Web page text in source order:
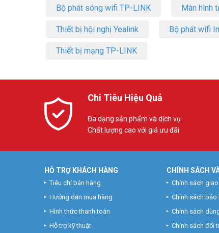
Bộ phát sóng wifi TP-LINK Màn hình
Thiết bị hội nghị Yealink Bộ phát wifi
Thiết bị mạng TP-LINK
Chi Tiêu Hiệu Quả
Đa dạng sản phẩm và dịch vụ
Chất lượng cao với giá ưu đãi
HỖ TRỢ KHÁCH HÀNG
Tiêu chí bán hàng
Hướng dẫn mua hàng
Hình thức thanh toán
Hỗ trợ kỹ thuật
CHÍNH SÁCH
Chính sách
Chính sách bảo
Chính sách
Chính sách đổi